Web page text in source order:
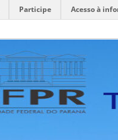
Participe Acesso à